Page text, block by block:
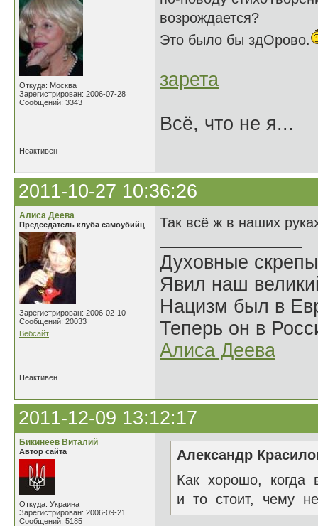
Откуда: Москва
Зарегистрирован: 2006-07-28
Сообщений: 3343
возрождается?
Это было бы здОрово.
зарета
Всё, что не я...
Неактивен
2011-10-27 10:36:26
Алиса Деева
Председатель клуба самоубийц
Зарегистрирован: 2006-02-10
Сообщений: 20033
Вебсайт
Так всё ж в наших
Духовные
Явил наш
Нацизм был в
Теперь он в
Алиса Деева
Неактивен
2011-12-09 13:12:17
Бикинеев Виталий
Автор сайта
Откуда: Украина
Зарегистрирован: 2006-09-21
Сообщений: 5185
Александр
Как хорошо, когда
и то стоит, чему